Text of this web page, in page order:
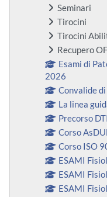
Seminari
Tirocini
Tirocini
Recupero
Esami di
2026
Convalide
La linea
Precorso DTI
Corso
Corso ISO
ESAMI
ESAMI
ESAMI